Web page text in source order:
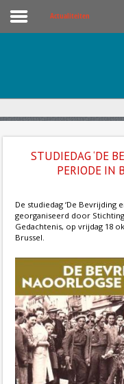
Actualiteiten
STUDIEDAG ‘DE
PERIODE IN
De studiedag ‘De
georganiseerd door
Gedachtenis, op vrijdag 18
Brussel.